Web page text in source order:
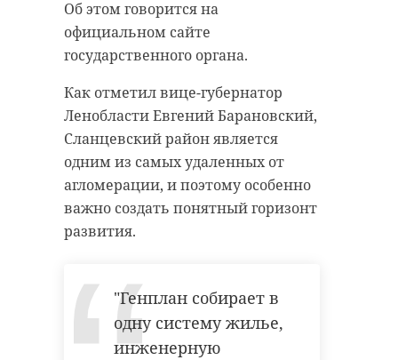
Об этом говорится на
официальном сайте
государственного органа.
Как отметил вице-губернатор
Ленобласти Евгений Барановский,
Сланцевский район является
одним из самых удаленных от
агломерации, и поэтому особенно
важно создать понятный горизонт
развития.
"Генплан собирает в
одну систему жилье,
инженерную